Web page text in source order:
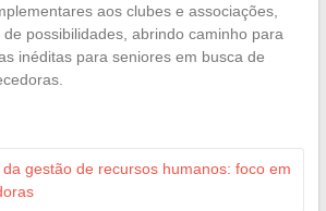
aos clubes e associações,
possibilidades, abrindo caminho para
inéditas para seniores em busca de
gestão de recursos humanos: foco em